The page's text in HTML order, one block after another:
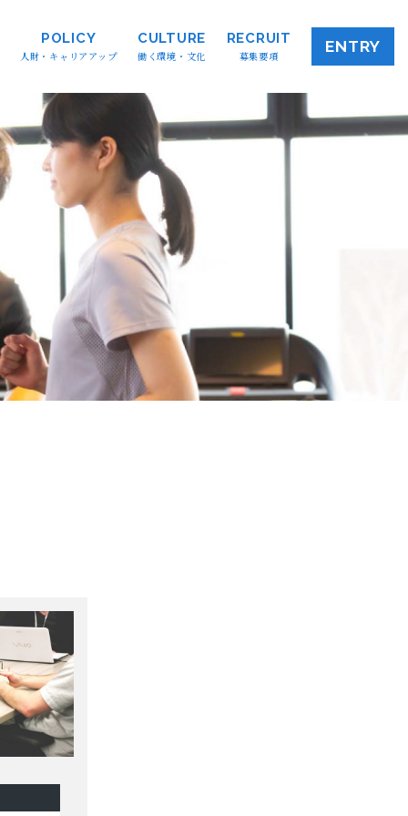
POLICY
人財・キャリアアップ
CULTURE
働く環境・文化
RECRUIT
募集要項
ENTRY